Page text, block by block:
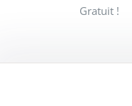
Gratuit !